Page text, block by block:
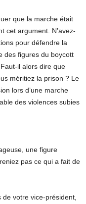
que la marche était
cet argument. N’avez-
pour défendre la
des figures du boycott
il alors dire que
méritiez la prison ? Le
lors d’une marche
des violences subies
une figure
pas ce qui a fait de
votre vice-président,